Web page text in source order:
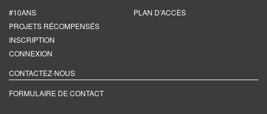
#10ANS
PROJETS RÉCOMPENSÉS
INSCRIPTION
CONNEXION
PLAN D’ACCÈS
CONTACTEZ-NOUS
FORMULAIRE DE CONTACT